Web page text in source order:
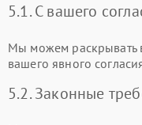
5.1. С вашего
Мы можем раскрывать
вашего явного
5.2. Законные